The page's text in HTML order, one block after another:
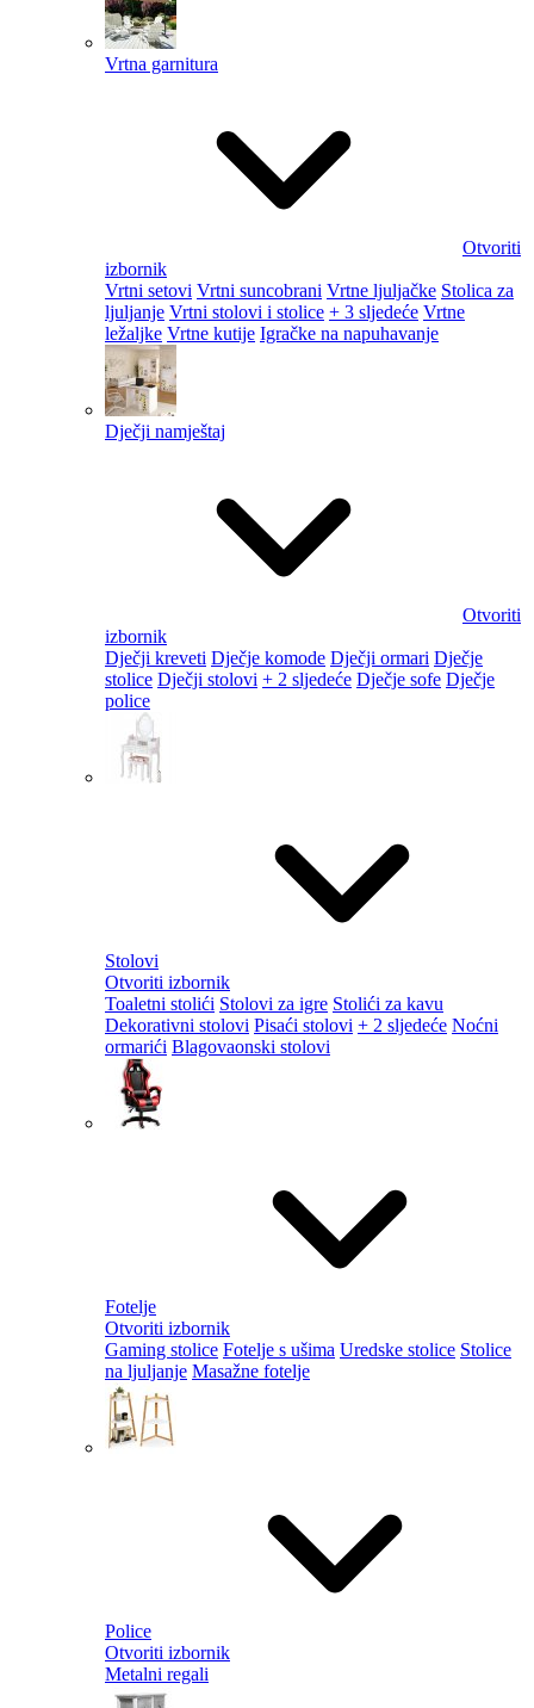
Vrtna garnitura
Otvoriti
izbornik
Vrtni setovi Vrtni suncobrani Vrtne ljuljačke Stolica za
ljuljanje Vrtni stolovi i stolice + 3 sljedeće Vrtne
ležaljke Vrtne kutije Igračke na napuhavanje
Dječji namještaj
Otvoriti
izbornik
Dječji kreveti Dječje komode Dječji ormari Dječje
stolice Dječji stolovi + 2 sljedeće Dječje sofe Dječje
police
Stolovi
Otvoriti izbornik
Toaletni stolići Stolovi za igre Stolići za kavu
Dekorativni stolovi Pisaći stolovi + 2 sljedeće Noćni
ormarići Blagovaonski stolovi
Fotelje
Otvoriti izbornik
Gaming stolice Fotelje s ušima Uredske stolice Stolice
na ljuljanje Masažne fotelje
Police
Otvoriti izbornik
Metalni regali